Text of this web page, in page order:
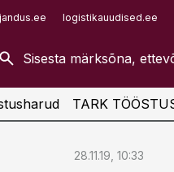
logistikauudised.ee
TARK
28.11.19, 10:33